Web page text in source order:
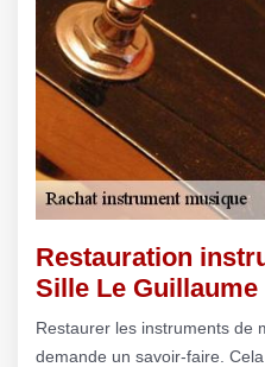
Restauration
Sille Le Guillaume
Restaurer les instruments de
demande un savoir-faire.